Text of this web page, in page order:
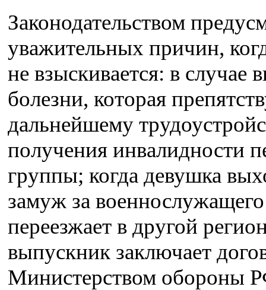
Законодательством
уважительных причин,
не взыскивается: в случае
болезни, которая
дальнейшему
получения инвалидности
группы; когда девушка
замуж за
переезжает в другой
выпускник заключает
Министерством обороны